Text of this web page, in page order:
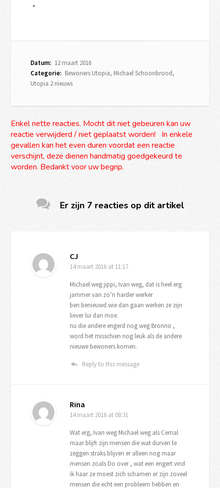
Datum: 12 maart 2016
Categorie: Bewoners Utopia, Michael Schoonbrood,
Utopia 2 nieuws
Enkel nette reacties. Mocht dit niet gebeuren kan uw
reactie verwijderd / niet geplaatst worden! In enkele
gevallen kan het even duren voordat een reactie
verschijnt, deze dienen handmatig goedgekeurd te
worden. Bedankt voor uw begrip.
Er zijn 7 reacties op dit artikel
CJ
14 maart 2016 at 11:17
Michael weg jippi, Ivan weg, dat is heel erg
jammer van zo’n harder werker
ben benieuwd wie dan gaan werken ze zijn
liever lui dan moe.
nu die andere engerd nog weg Bronno ,
word het misschien nog leuk als de andere
nieuwe bewoners komen.
Reply to this message
Rina
14 maart 2016 at 08:31
Wat erg, Ivan weg Michael weg als Cemal
maar blijft zijn mensen die wat durven te
zeggen straks blijven er alleen nog maar
mensen zoals Do over , wat een engert vind
ik haar ze moest zich schamen er zijn zoveel
mensen die echt een probleem hebben en